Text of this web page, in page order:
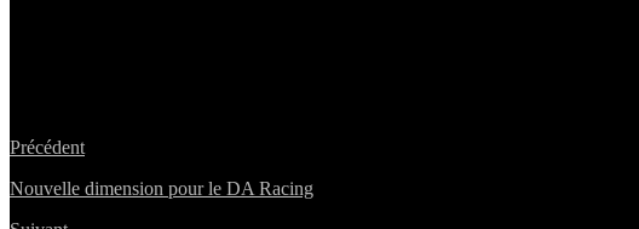
Précédent
Nouvelle dimension pour le DA Racing